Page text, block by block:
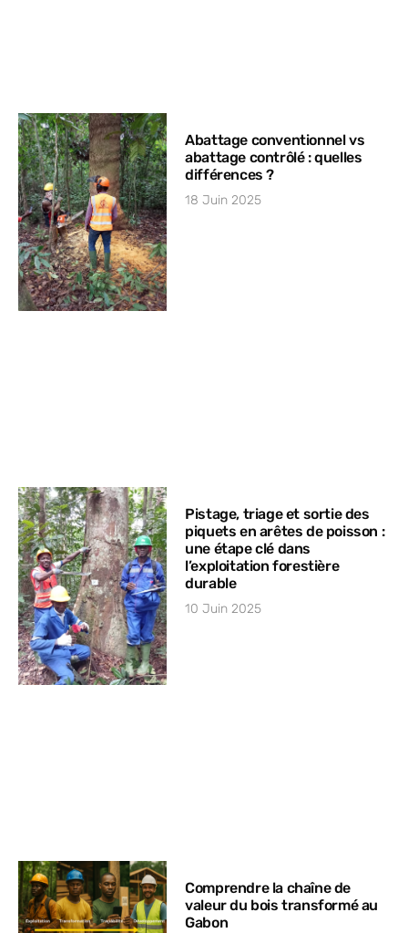
Abattage conventionnel vs
abattage contrôlé : quelles
différences ?
18 Juin 2025
Pistage, triage et sortie des
piquets en arêtes de poisson :
une étape clé dans
l’exploitation forestière
durable
10 Juin 2025
Comprendre la chaîne de
valeur du bois transformé au
Gabon